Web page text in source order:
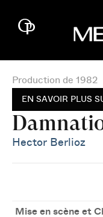
Production de 1982
EN SAVOIR PLUS
Hector Berlioz
Mise en scène et